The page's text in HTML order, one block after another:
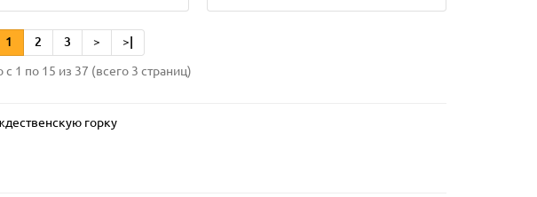
1 2 3 > >|
с 1 по 15 из 37 (всего 3 страниц)
горку